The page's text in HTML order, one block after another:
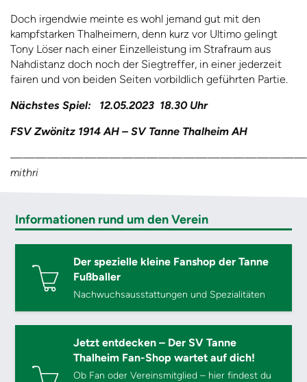
Doch irgendwie meinte es wohl jemand gut mit den
kampfstarken Thalheimern, denn kurz vor Ultimo gelingt
Tony Löser nach einer Einzelleistung im Strafraum aus
Nahdistanz doch noch der Siegtreffer, in einer jederzeit
fairen und von beiden Seiten vorbildlich geführten Partie.
Nächstes Spiel: 12.05.2023 18.30 Uhr
FSV Zwönitz 1914 AH – SV Tanne Thalheim AH
mithri
Informationen rund um den Verein
Der spezielle kleine Fanshop der Tanne
Fußballer
Nachwuchsausstattungen und Spezialitäten
Jetzt entdecken – Der SV Tanne
Thalheim Fan-Shop wartet auf dich!
Ob Fan oder Vereinsmitglied – hier findest du